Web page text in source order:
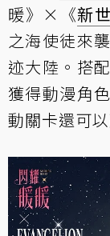
暖》×《新
之海使徒來
迹大陸。搭
獲得動漫角
動關卡還可